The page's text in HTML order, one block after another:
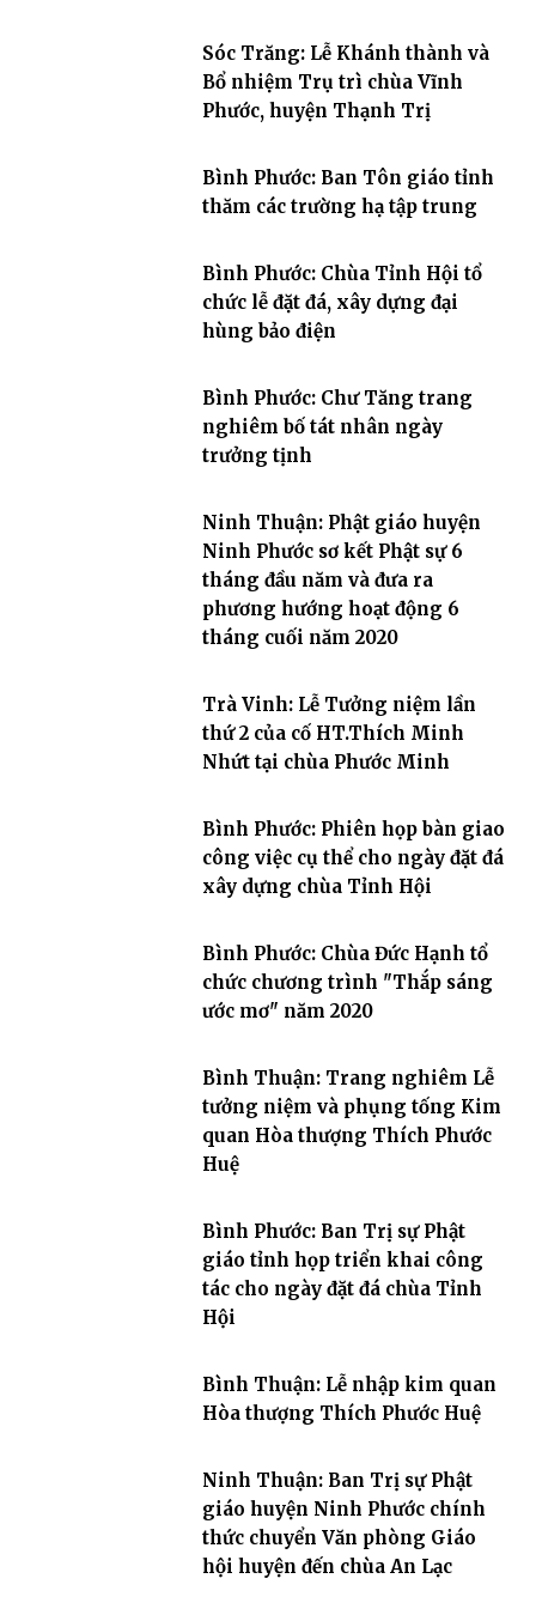
Sóc Trăng: Lễ Khánh thành và
Bổ nhiệm Trụ trì chùa Vĩnh
Phước, huyện Thạnh Trị
Bình Phước: Ban Tôn giáo tỉnh
thăm các trường hạ tập trung
Bình Phước: Chùa Tỉnh Hội tổ
chức lễ đặt đá, xây dựng đại
hùng bảo điện
Bình Phước: Chư Tăng trang
nghiêm bố tát nhân ngày
trưởng tịnh
Ninh Thuận: Phật giáo huyện
Ninh Phước sơ kết Phật sự 6
tháng đầu năm và đưa ra
phương hướng hoạt động 6
tháng cuối năm 2020
Trà Vinh: Lễ Tưởng niệm lần
thứ 2 của cố HT.Thích Minh
Nhứt tại chùa Phước Minh
Bình Phước: Phiên họp bàn giao
công việc cụ thể cho ngày đặt đá
xây dựng chùa Tỉnh Hội
Bình Phước: Chùa Đức Hạnh tổ
chức chương trình "Thắp sáng
ước mơ" năm 2020
Bình Thuận: Trang nghiêm Lễ
tưởng niệm và phụng tống Kim
quan Hòa thượng Thích Phước
Huệ
Bình Phước: Ban Trị sự Phật
giáo tỉnh họp triển khai công
tác cho ngày đặt đá chùa Tỉnh
Hội
Bình Thuận: Lễ nhập kim quan
Hòa thượng Thích Phước Huệ
Ninh Thuận: Ban Trị sự Phật
giáo huyện Ninh Phước chính
thức chuyển Văn phòng Giáo
hội huyện đến chùa An Lạc